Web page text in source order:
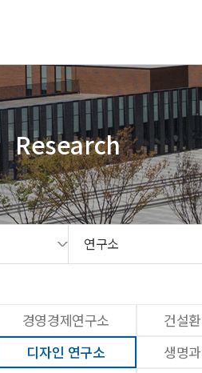
Research
연구소
경영경제연구소
건설
디자인 연구소
생명